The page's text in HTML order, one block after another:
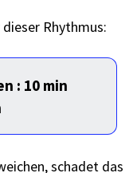
Rhythmus:
: 10 min
schadet das